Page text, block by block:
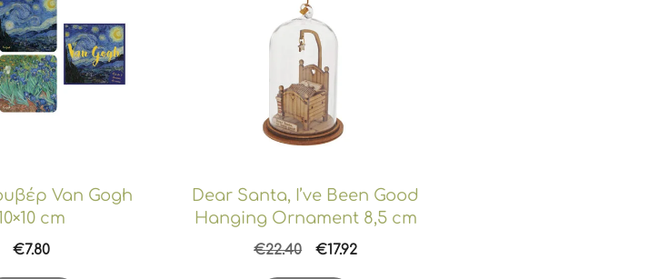
Van Gogh
cm
€7.80
Dear Santa, I’ve Been Good
Hanging Ornament 8,5 cm
€22.40
Original
€17.92Η